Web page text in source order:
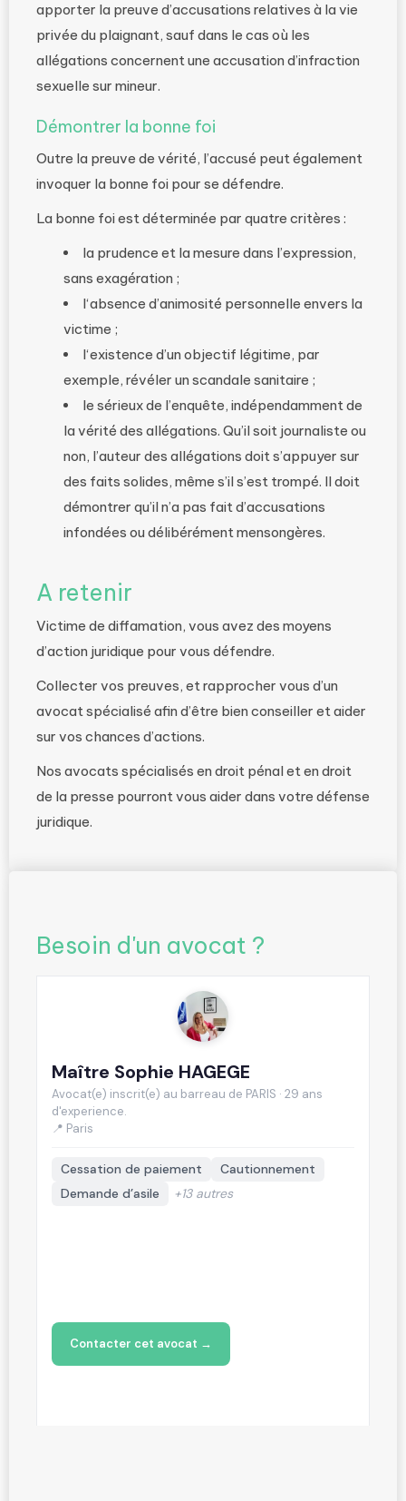
apporter la preuve d’accusations relatives à la vie
privée du plaignant, sauf dans le cas où les
allégations concernent une accusation d’infraction
sexuelle sur mineur.
Démontrer la bonne foi
Outre la preuve de vérité, l’accusé peut également
invoquer la bonne foi pour se défendre.
La bonne foi est déterminée par quatre critères :
la prudence et la mesure dans l’expression,
sans exagération ;
l‘absence d’animosité personnelle envers la
victime ;
l‘existence d’un objectif légitime, par
exemple, révéler un scandale sanitaire ;
le sérieux de l’enquête, indépendamment de
la vérité des allégations. Qu’il soit journaliste ou
non, l’auteur des allégations doit s’appuyer sur
des faits solides, même s’il s’est trompé. Il doit
démontrer qu’il n’a pas fait d’accusations
infondées ou délibérément mensongères.
A retenir
Victime de diffamation, vous avez des moyens
d’action juridique pour vous défendre.
Collecter vos preuves, et rapprocher vous d’un
avocat spécialisé afin d’être bien conseiller et aider
sur vos chances d’actions.
Nos avocats spécialisés en droit pénal et en droit
de la presse pourront vous aider dans votre défense
juridique.
Besoin d'un avocat ?
Maître Sophie HAGEGE
Avocat(e) inscrit(e) au barreau de PARIS · 29 ans
d'experience.
📍 Paris
Cessation de paiement
Cautionnement
Demande d’asile
+13 autres
Contacter cet avocat →